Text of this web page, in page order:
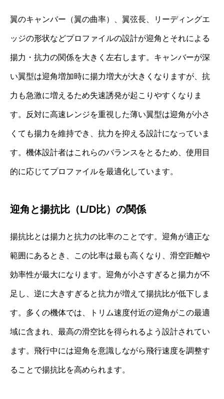
翼のキャンバー（翼の曲率）、翼弦長、リーディングエ
ッジの形状などプロファイルの設計が迎角とそれによる
揚力・抗力の関係を大きく左右します。キャンバーが深
い翼型は迎角増加時に揚力増大が大きくなりますが、抗
力も急激に増えるため失速誘発が起こりやすくなりま
す。反対に高速レンジを重視した薄い翼型は迎角が小さ
くても揚力を維持でき、抗力を抑える設計になっていま
す。機体設計者はこれらのバランスをとるため、使用目
的に応じてプロファイルを最適化しています。
迎角と揚抗比（L/D比）の関係
揚抗比とは揚力と抗力の比率のことです。迎角が適正な
範囲にあるとき、この比率は最も高くなり、滑空距離や
効率性が最大になります。迎角が小さすぎると揚力が不
足し、逆に大きすぎると抗力が増えて揚抗比が低下しま
す。多くの機体では、トリム速度付近の迎角がこの最適
域に含まれ、最高の滑空比を得られるよう設計されてい
ます。飛行中には迎角を意識しながら飛行速度を調整す
ることで揚抗比を高められます。